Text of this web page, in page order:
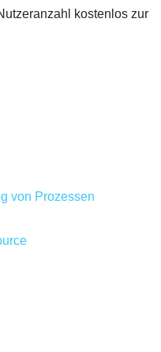
kostenlos zur
von Prozessen